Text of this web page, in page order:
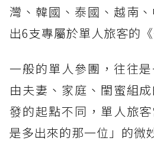
灣、韓國、泰國、越南
出6支專屬於單人旅客的
一般的單人參團，往往
由夫妻、家庭、閨蜜組
發的起點不同，單人旅
是多出來的那一位」的微